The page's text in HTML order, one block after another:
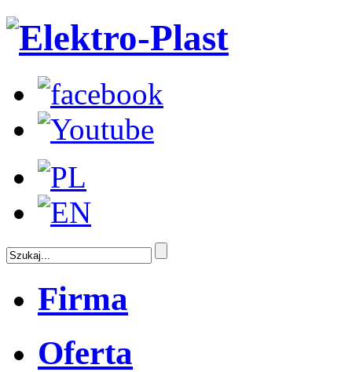
Firma
Oferta